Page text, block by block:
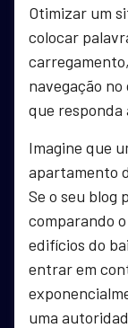
Otimizar um
colocar
navegação
que responda
Imagine que
apartamento
Se o seu blog
comparando
edifícios do
entrar em
uma